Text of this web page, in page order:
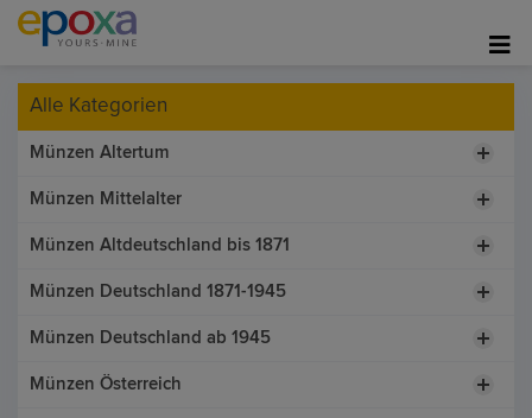
Alle Kategorien
Münzen Altertum
Münzen Mittelalter
Münzen Altdeutschland bis 1871
Münzen Deutschland 1871-1945
Münzen Deutschland ab 1945
Münzen Österreich